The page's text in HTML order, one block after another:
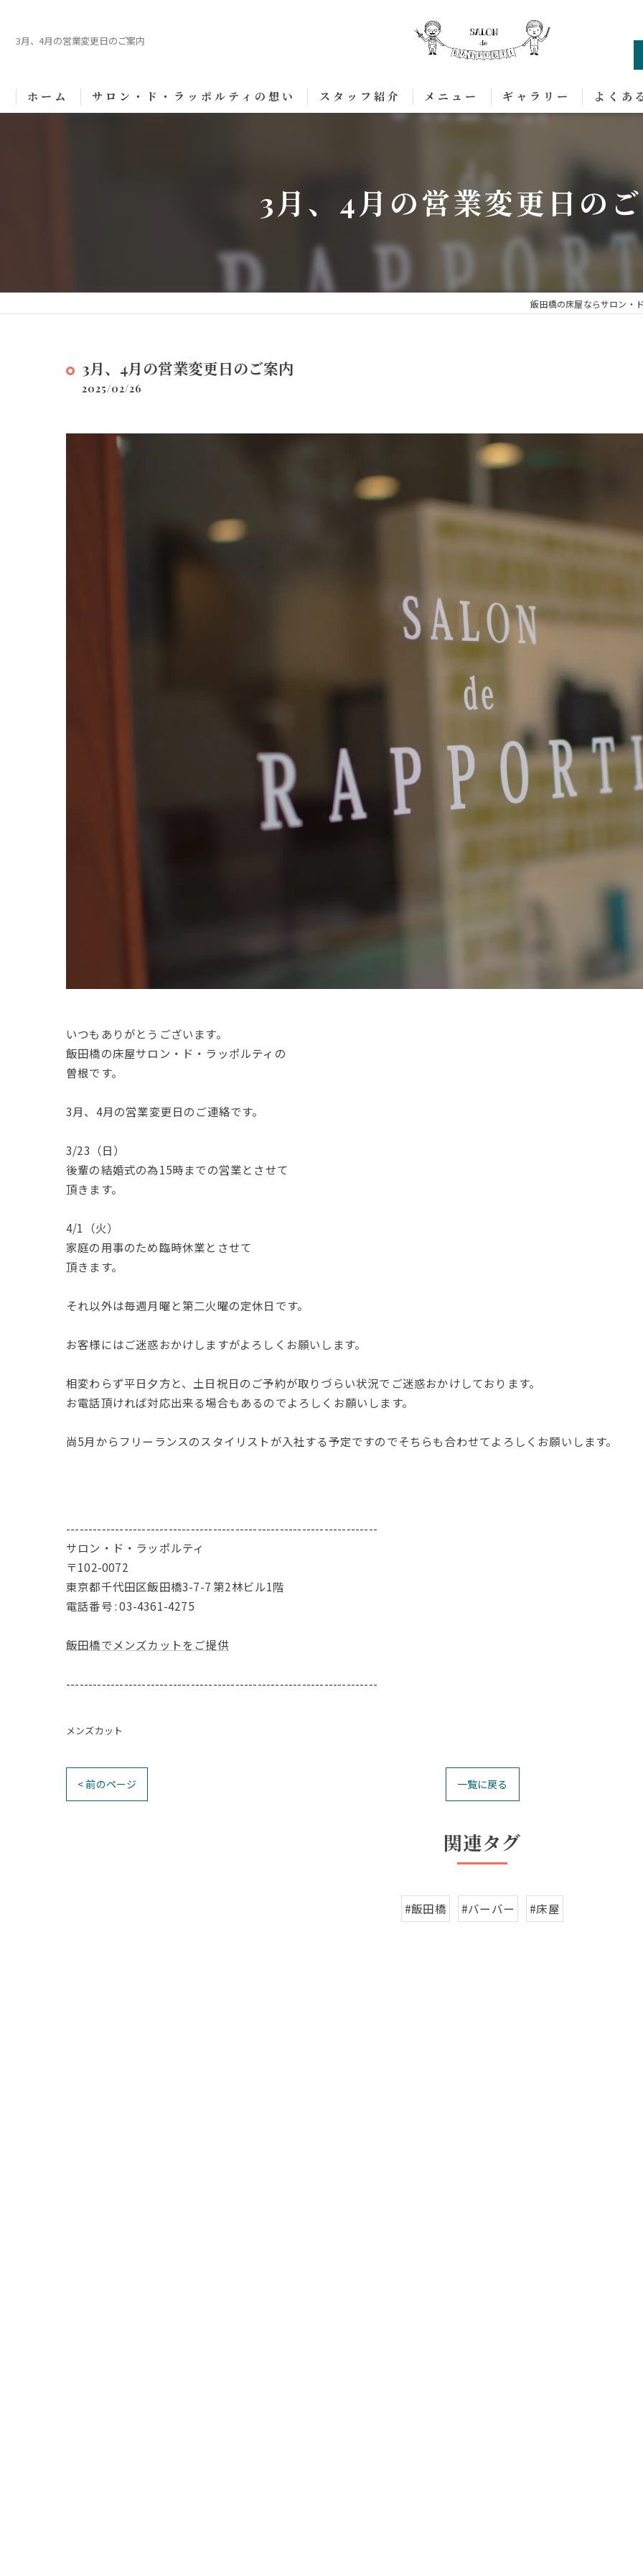
3月、4月の営業変更日のご案内
ホーム サロン・ド・ラッポルティの想い スタッフ紹介 メニュー ギャラリー よくあ
3月、4月の営業変更日の
飯田橋の床屋ならサロン・
3月、4月の営業変更日のご案内
2025/02/26
いつもありがとうございます。
飯田橋の床屋サロン・ド・ラッポルティの
曽根です。
3月、4月の営業変更日のご連絡です。
3/23（日）
後輩の結婚式の為15時までの営業とさせて
頂きます。
4/1（火）
家庭の用事のため臨時休業とさせて
頂きます。
それ以外は毎週月曜と第二火曜の定休日です。
お客様にはご迷惑おかけしますがよろしくお願いします。
相変わらず平日夕方と、土日祝日のご予約が取りづらい状況でご迷惑おかけしております。
お電話頂ければ対応出来る場合もあるのでよろしくお願いします。
尚5月からフリーランスのスタイリストが入社する予定ですのでそちらも合わせてよろしくお願いします。
----------------------------------------------------------------------
サロン・ド・ラッポルティ
〒102-0072
東京都千代田区飯田橋3-7-7 第2林ビル1階
電話番号 : 03-4361-4275
飯田橋でメンズカットをご提供
----------------------------------------------------------------------
メンズカット
< 前のページ 一覧に戻る
関連タグ
#飯田橋 #バーバー #床屋